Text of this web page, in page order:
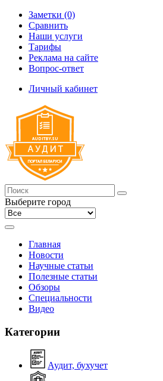
Заметки (0)
Сравнить
Наши услуги
Тарифы
Реклама на сайте
Вопрос-ответ
Личный кабинет
Выберите город
Главная
Новости
Научные статьи
Полезные статьи
Обзоры
Специальности
Видео
Категории
Аудит, бухучет